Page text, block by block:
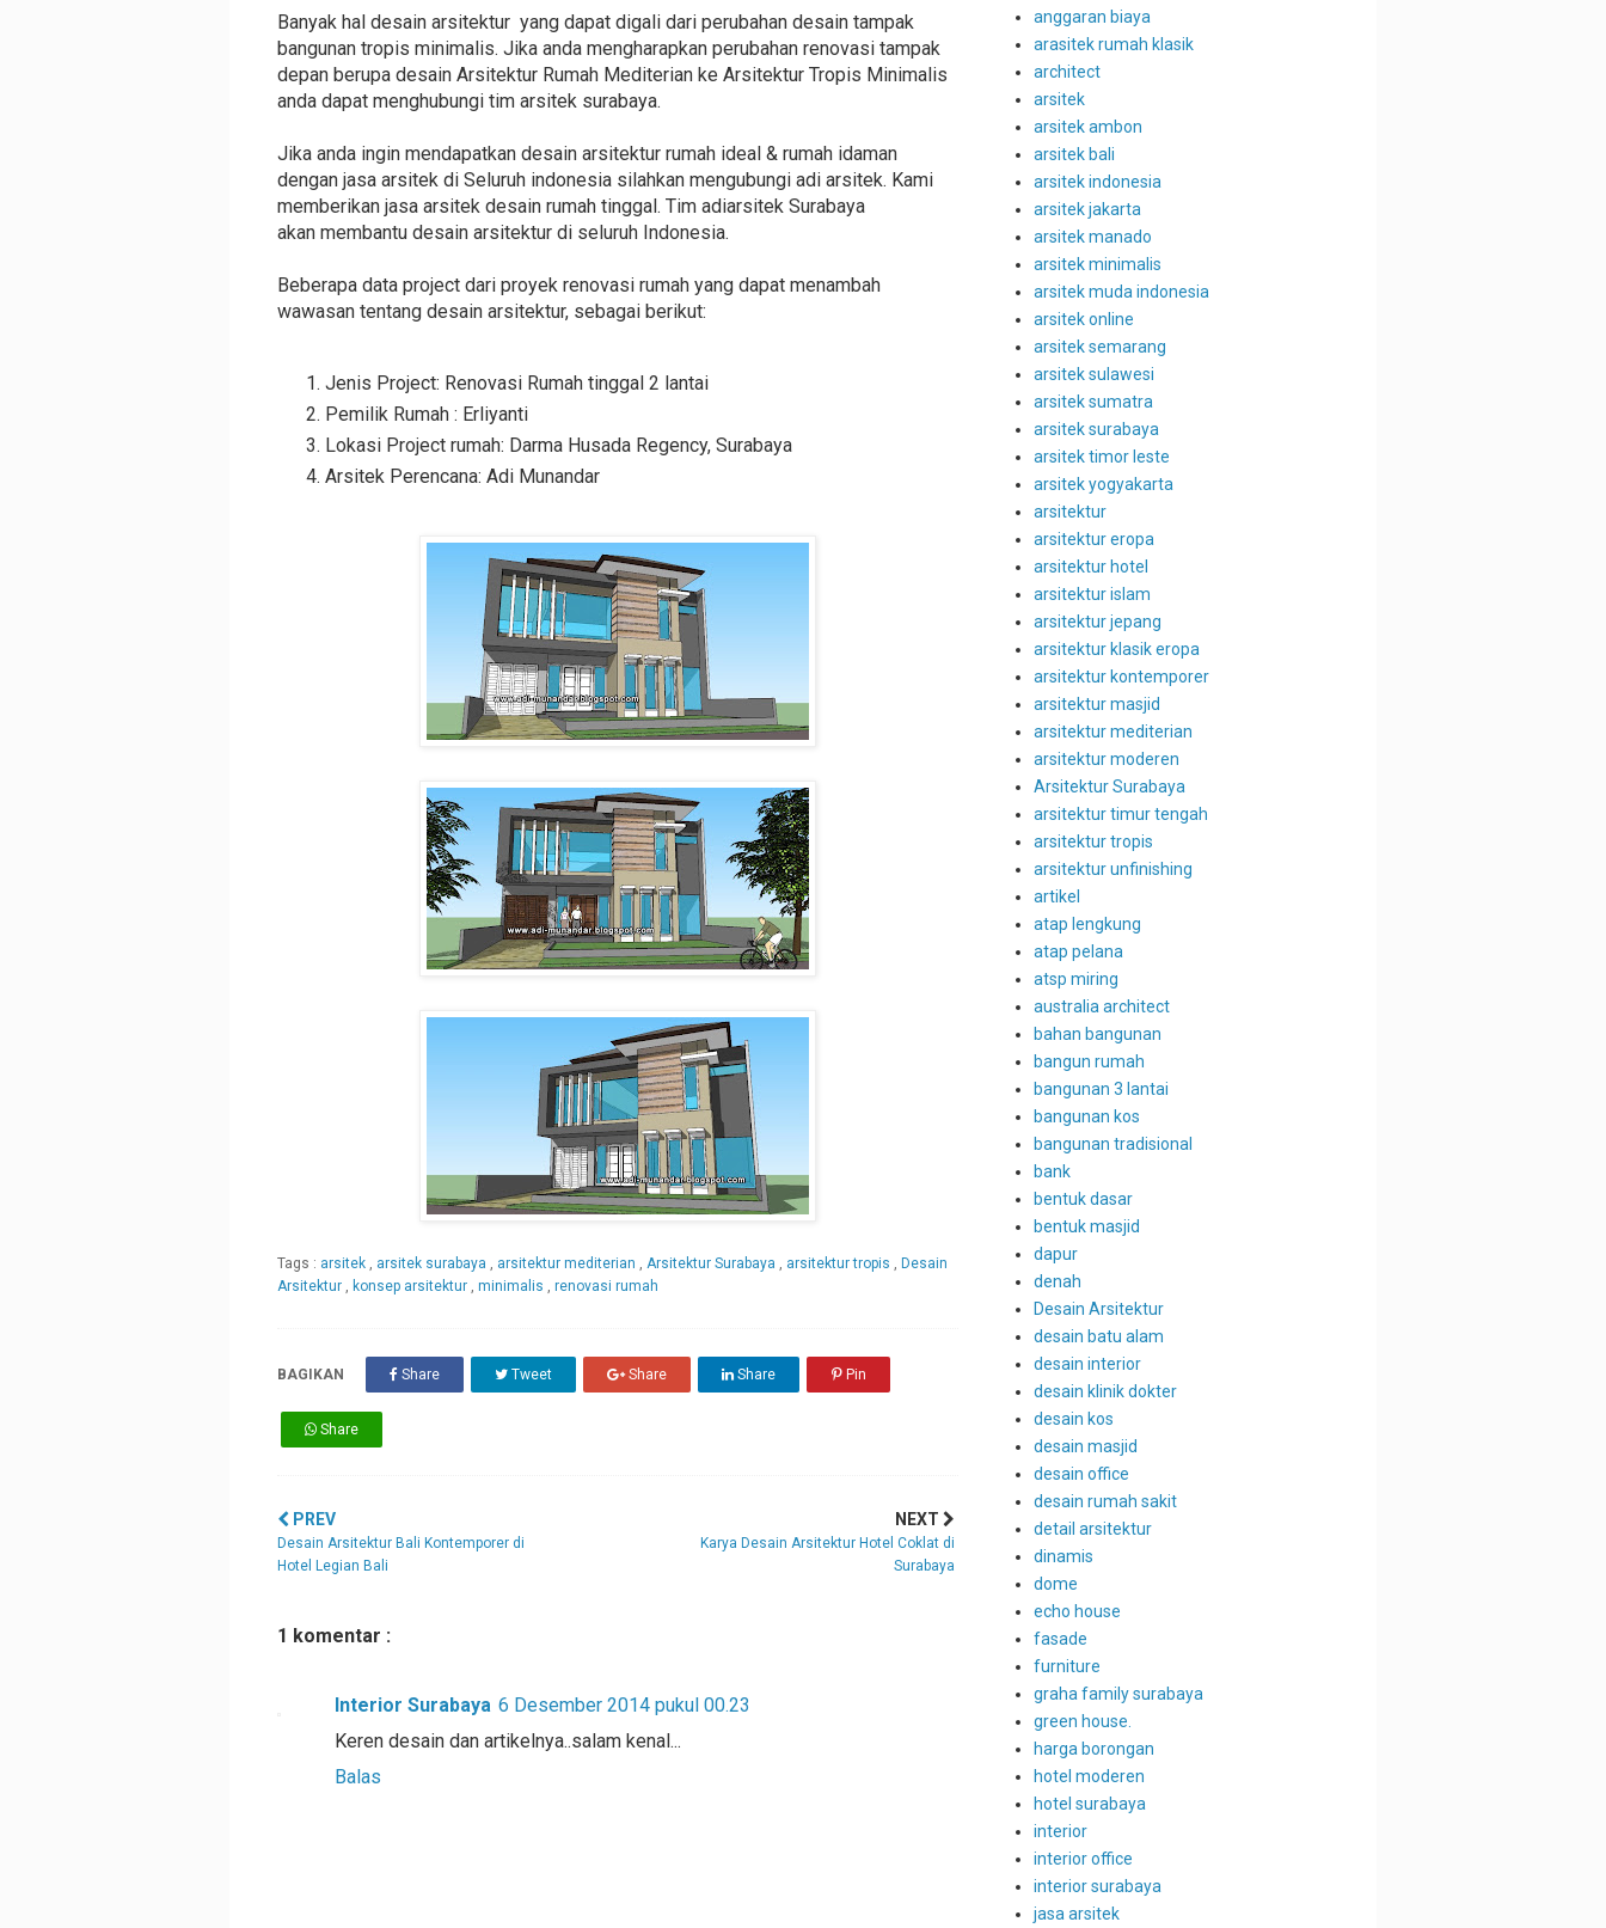
Banyak hal desain arsitektur yang dapat digali dari perubahan desain tampak
bangunan tropis minimalis. Jika anda mengharapkan perubahan renovasi tampak
depan berupa desain Arsitektur Rumah Mediterian ke Arsitektur Tropis Minimalis
anda dapat menghubungi tim arsitek surabaya.
Jika anda ingin mendapatkan desain arsitektur rumah ideal & rumah idaman
dengan jasa arsitek di Seluruh indonesia silahkan mengubungi adi arsitek. Kami
memberikan jasa arsitek desain rumah tinggal. Tim adiarsitek Surabaya
akan membantu desain arsitektur di seluruh Indonesia.
Beberapa data project dari proyek renovasi rumah yang dapat menambah
wawasan tentang desain arsitektur, sebagai berikut:
Jenis Project: Renovasi Rumah tinggal 2 lantai
Pemilik Rumah : Erliyanti
Lokasi Project rumah: Darma Husada Regency, Surabaya
Arsitek Perencana: Adi Munandar
Tags : arsitek , arsitek surabaya , arsitektur mediterian , Arsitektur Surabaya , arsitektur tropis , Desain
Arsitektur , konsep arsitektur , minimalis , renovasi rumah
BAGIKAN Share Tweet Share Share Pin
Share
PREV
Desain Arsitektur Bali Kontemporer di
Hotel Legian Bali
NEXT
Karya Desain Arsitektur Hotel Coklat di
Surabaya
1 komentar :
Interior Surabaya 6 Desember 2014 pukul 00.23
Keren desain dan artikelnya..salam kenal...
Balas
anggaran biaya
arasitek rumah klasik
architect
arsitek
arsitek ambon
arsitek bali
arsitek indonesia
arsitek jakarta
arsitek manado
arsitek minimalis
arsitek muda indonesia
arsitek online
arsitek semarang
arsitek sulawesi
arsitek sumatra
arsitek surabaya
arsitek timor leste
arsitek yogyakarta
arsitektur
arsitektur eropa
arsitektur hotel
arsitektur islam
arsitektur jepang
arsitektur klasik eropa
arsitektur kontemporer
arsitektur masjid
arsitektur mediterian
arsitektur moderen
Arsitektur Surabaya
arsitektur timur tengah
arsitektur tropis
arsitektur unfinishing
artikel
atap lengkung
atap pelana
atsp miring
australia architect
bahan bangunan
bangun rumah
bangunan 3 lantai
bangunan kos
bangunan tradisional
bank
bentuk dasar
bentuk masjid
dapur
denah
Desain Arsitektur
desain batu alam
desain interior
desain klinik dokter
desain kos
desain masjid
desain office
desain rumah sakit
detail arsitektur
dinamis
dome
echo house
fasade
furniture
graha family surabaya
green house.
harga borongan
hotel moderen
hotel surabaya
interior
interior office
interior surabaya
jasa arsitek